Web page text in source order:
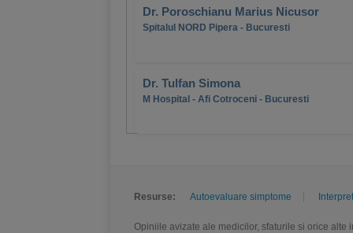
Dr. Poroschianu Marius Nicusor
Spitalul NORD Pipera - Bucuresti
Dr. Tulfan Simona
M Hospital - Afi Cotroceni - Bucuresti
Resurse: Autoevaluare simptome
Opiniile avizate ale medicilor, sfaturile si orice